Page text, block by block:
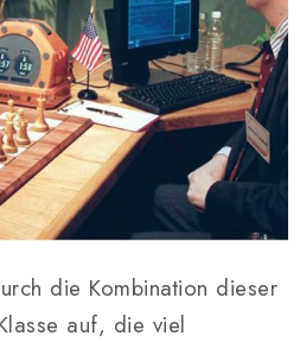
die Kombination dieser
auf, die viel